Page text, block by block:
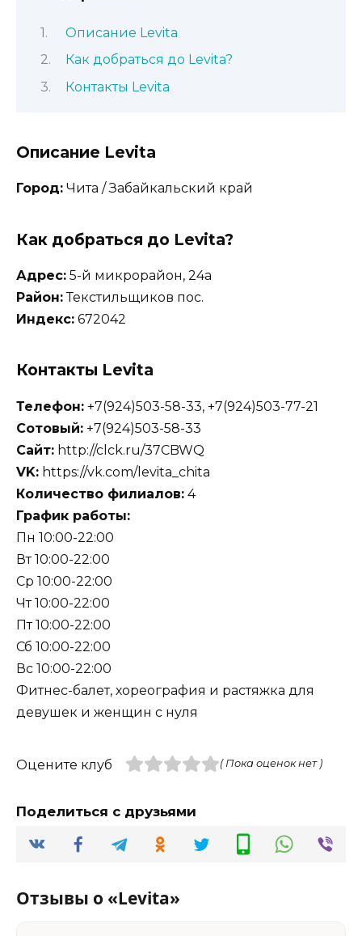
Описание Levita
Как добраться до Levita?
Контакты Levita
Описание Levita
Город: Чита / Забайкальский край
Как добраться до Levita?
Адрес: 5-й микрорайон, 24а
Район:Текстильщиков пос.
Индекс: 672042
Контакты Levita
Телефон: +7(924)503-58-33, +7(924)503-77-21
Сотовый: +7(924)503-58-33
Сайт: http://clck.ru/37CBWQ
VK: https://vk.com/levita_chita
Количество филиалов: 4
График работы:
Пн 10:00-22:00
Вт 10:00-22:00
Ср 10:00-22:00
Чт 10:00-22:00
Пт 10:00-22:00
Сб 10:00-22:00
Вс 10:00-22:00
Фитнес-балет, хореография и растяжка для
девушек и женщин с нуля
Оцените клуб ( Пока оценок нет )
Поделиться с друзьями
Отзывы о «Levita»